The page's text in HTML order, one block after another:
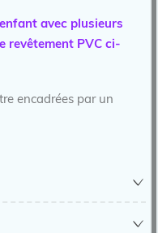
avec plusieurs
revêtement PVC ci-
encadrées par un